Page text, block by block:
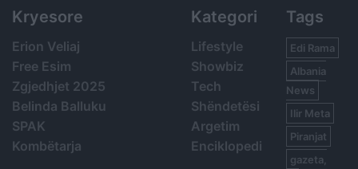
Kryesore
Erion Veliaj
Free Esim
Zgjedhjet 2025
Belinda Balluku
SPAK
Kombëtarja
Kategori
Lifestyle
Showbiz
Tech
Shëndetësi
Argetim
Enciklopedi
Tags
Edi Rama
Albania
News
Ilir Meta
Piranjat
gazeta,